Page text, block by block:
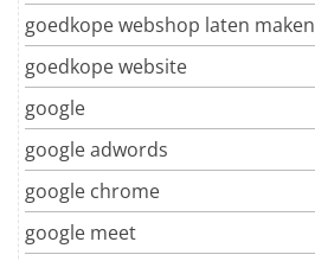
goedkope webshop laten maken
goedkope website
google
google adwords
google chrome
google meet